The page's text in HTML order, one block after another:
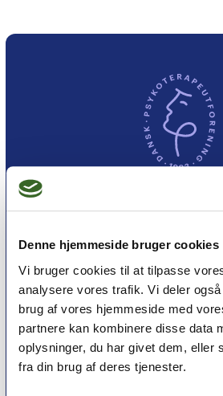
Denne hjemmeside bruger cookies
Vi bruger cookies til at tilpasse
analysere vores trafik. Vi deler
brug af vores hjemmeside med
partnere kan kombinere disse data
oplysninger, du har givet dem, eller
fra din brug af deres tjenester.
er et kvalitetsstempel. Alle
erfaring for at få lov til at
MPF
Psykoterapi